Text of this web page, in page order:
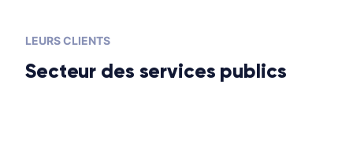
LEURS CLIENTS
Secteur des services publics